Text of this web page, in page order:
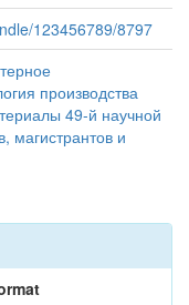
123456789/8797
производства
49-й научной
магистрантов и